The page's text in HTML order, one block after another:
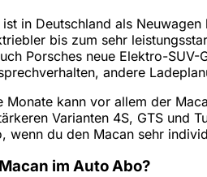
in Deutschland als
bis zum sehr
Porsches neue Elektro-
andere
Monate kann vor allem der
Varianten 4S, GTS und
wenn du den Macan sehr
im Auto Abo?